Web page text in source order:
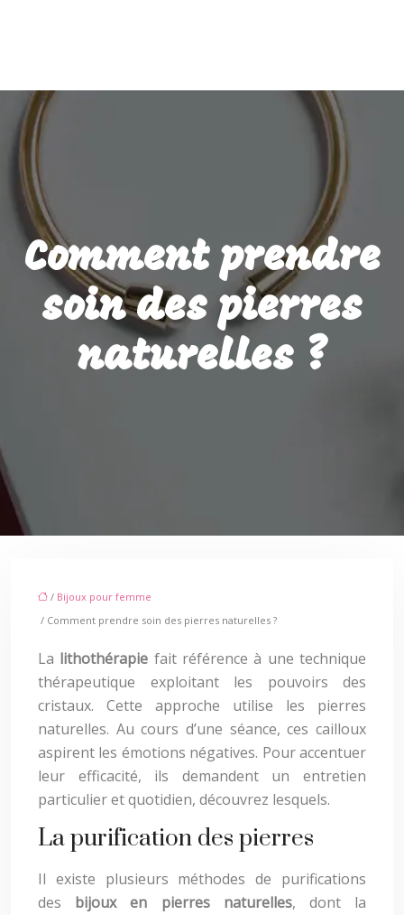
Comment prendre
soin des pierres
naturelles ?
/ Bijoux pour femme
/ Comment prendre soin des pierres naturelles ?
La lithothérapie fait référence à une technique
thérapeutique exploitant les pouvoirs des
cristaux. Cette approche utilise les pierres
naturelles. Au cours d’une séance, ces cailloux
aspirent les émotions négatives. Pour accentuer
leur efficacité, ils demandent un entretien
particulier et quotidien, découvrez lesquels.
La purification des pierres
Il existe plusieurs méthodes de purifications
des bijoux en pierres naturelles, dont la